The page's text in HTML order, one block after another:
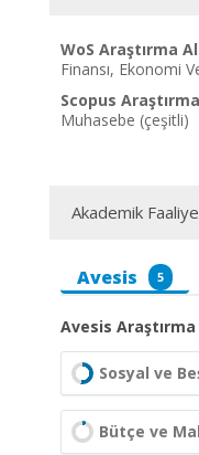
WoS Araştırma
Finansı, Ekonomi
Scopus
Muhasebe (çeşitli)
Akademik
Avesis 5
Avesis Araştırma
Sosyal ve
Bütçe ve